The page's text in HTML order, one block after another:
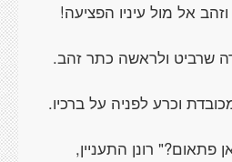
אל מול עיניו הפציעה!
שרביט ולראשה כתר זהב.
וכרע לפניה על ברכיו.
פתאום?" רונן התעניין,